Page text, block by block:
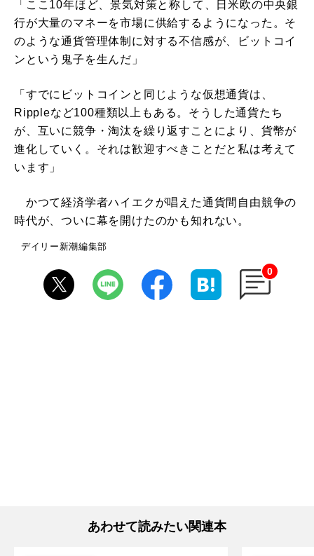
「ここ10年ほど、景気対策と称して、日米欧の中央銀
行が大量のマネーを市場に供給するようになった。そ
のような通貨管理体制に対する不信感が、ビットコイ
ンという鬼子を生んだ」
「すでにビットコインと同じような仮想通貨は、
Rippleなど100種類以上もある。そうした通貨たち
が、互いに競争・淘汰を繰り返すことにより、貨幣が
進化していく。それは歓迎すべきことだと私は考えて
います」
かつて経済学者ハイエクが唱えた通貨間自由競争の
時代が、ついに幕を開けたのかも知れない。
デイリー新潮編集部
0
あわせて読みたい関連本